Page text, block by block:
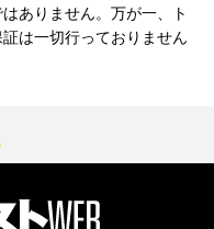
ありません。万が一、ト
は一切行っておりません